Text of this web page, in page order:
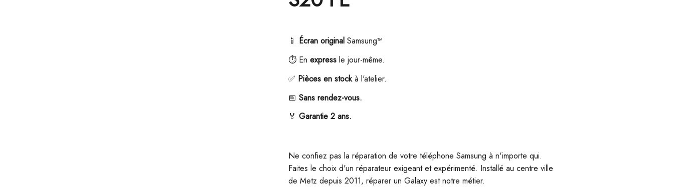
📱 Écran original Samsung™
⏱️ En express le jour-même.
✅ Pièces en stockà l'atelier.
📅 Sans rendez-vous.
🏅 Garantie 2 ans.
Ne confiez pas la réparation de votre téléphone Samsung à n'importe qui.
Faites le choix d'un réparateur exigeant et expérimenté. Installé au centre ville
de Metz depuis 2011, réparer un Galaxy est notre métier.